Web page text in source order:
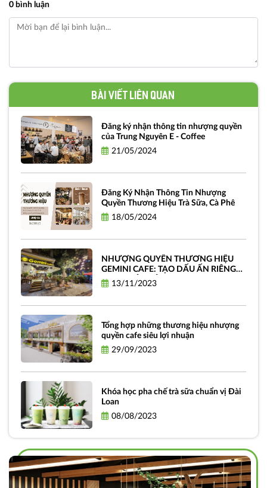
0 bình luận
Bài viết liên quan
Đăng ký nhận thông tin nhượng quyền
của Trung Nguyên E - Coffee
21/05/2024
Đăng Ký Nhận Thông Tin Nhượng
Quyền Thương Hiệu Trà Sữa, Cà Phê
18/05/2024
NHƯỢNG QUYỀN THƯƠNG HIỆU
GEMINI CAFE: TẠO DẤU ẤN RIÊNG
CHO QUÁN CỦA BẠN
13/11/2023
Tổng hợp những thương hiệu nhượng
quyền cafe siêu lợi nhuận
29/09/2023
Khóa học pha chế trà sữa chuẩn vị Đài
Loan
08/08/2023